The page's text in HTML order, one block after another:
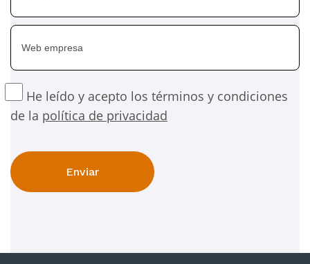
He leído y acepto los términos y condiciones
de la política de privacidad